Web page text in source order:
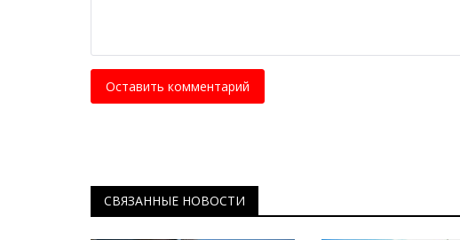
Оставить комментарий
СВЯЗАННЫЕ НОВОСТИ